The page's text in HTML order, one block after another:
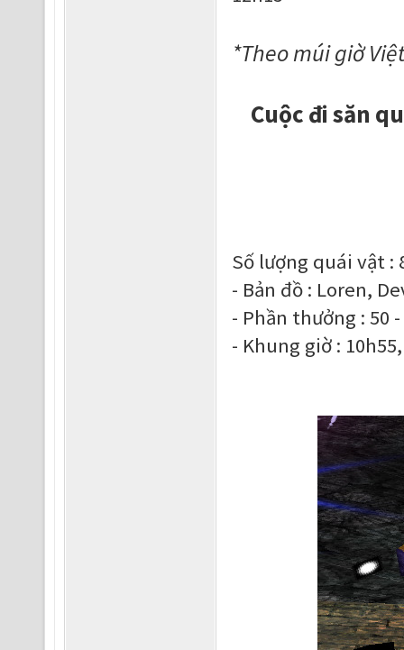
*Theo múi giờ
Cuộc đi săn
Số lượng quái vật :
- Bản đồ : Loren,
- Phần thưởng : 50
- Khung giờ :